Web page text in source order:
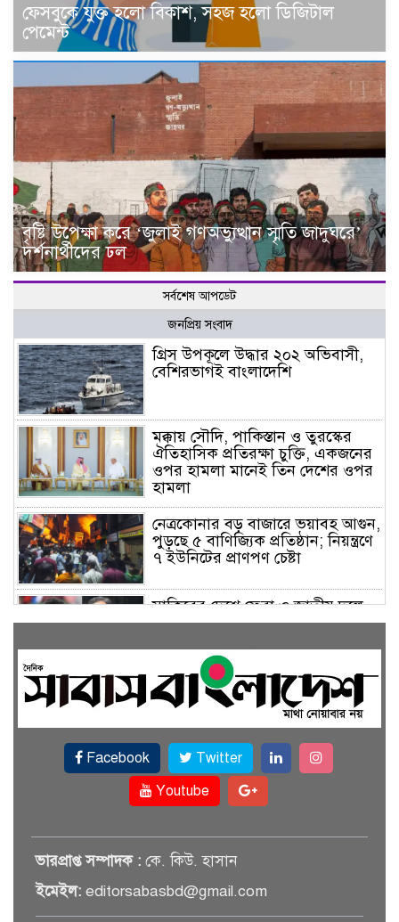
ফেসবুকে যুক্ত হলো বিকাশ, সহজ হলো ডিজিটাল
পেমেন্ট
বৃষ্টি উপেক্ষা করে ‘জুলাই গণঅভ্যুত্থান স্মৃতি জাদুঘরে’
দর্শনার্থীদের ঢল
সর্বশেষ আপডেট
জনপ্রিয় সংবাদ
গ্রিস উপকূলে উদ্ধার ২০২ অভিবাসী,
বেশিরভাগই বাংলাদেশি
মক্কায় সৌদি, পাকিস্তান ও তুরস্কের
ঐতিহাসিক প্রতিরক্ষা চুক্তি, একজনের
ওপর হামলা মানেই তিন দেশের ওপর
হামলা
নেত্রকোনার বড় বাজারে ভয়াবহ আগুন,
পুড়ছে ৫ বাণিজ্যিক প্রতিষ্ঠান; নিয়ন্ত্রণে
৭ ইউনিটের প্রাণপণ চেষ্টা
সাকিবের দেশে ফেরা ও জাতীয় দলে
ফেরার সম্ভাবনা নেই, ইঙ্গিত ক্রীড়া
ফেসবুকে যুক্ত হলো বিকাশ, সহজ
হলো ডিজিটাল পেমেন্ট
বৃষ্টি উপেক্ষা করে ‘জুলাই গণঅভ্যুত্থান
স্মৃতি জাদুঘরে’ দর্শনার্থীদের ঢল
সেমিকন্ডাক্টর খাতে সুখবর, আসছে
বিশেষ প্রণোদনা
Facebook
Twitter
Youtube
ভারপ্রাপ্ত সম্পাদক : কে. কিউ. হাসান
ইমেইল: editorsabasbd@gmail.com